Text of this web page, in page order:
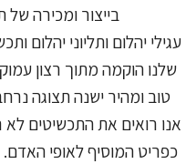
בייצור ומכירה של
עגילי יהלום ותליוני יהלום
שלנו הוקמה מתוך רצון
טוב ומהיר ישנה תצוגה
אנו רואים את התכשיטים
כפריט המוסיף לאופי